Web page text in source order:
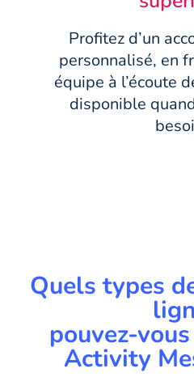
Profitez d’un
personnalisé, en
équipe à l’écoute
disponible
Quels types
pouvez-
Activity